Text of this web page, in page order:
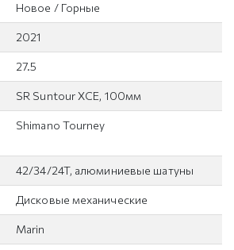
Новое / Горные
2021
27.5
SR Suntour XCE, 100мм
Shimano Tourney
42/34/24T, алюминиевые шатуны
Дисковые механические
Marin